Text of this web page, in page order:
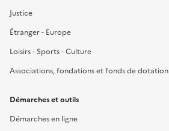
Justice
Étranger - Europe
Loisirs - Sports - Culture
Associations, fondations et fonds de dotation
Démarches et outils
Démarches en ligne